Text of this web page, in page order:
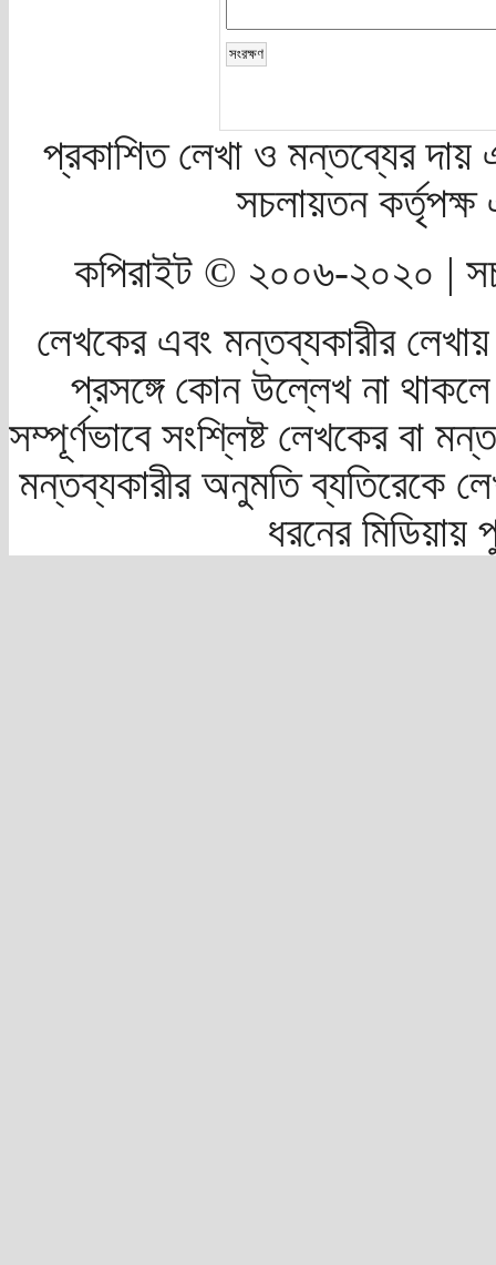
প্রকাশিত লেখা ও মন্তব্যের দায়
সচলায়তন
কপিরাইট © ২০০৬-২০২০ |
লেখকের এবং মন্তব্যকারীর
প্রসঙ্গে কোন উল্লেখ না
সম্পূর্ণভাবে সংশ্লিষ্ট লেখকের বা
মন্তব্যকারীর অনুমতি ব্যতিরেকে
ধরনের মিডিয়ায়